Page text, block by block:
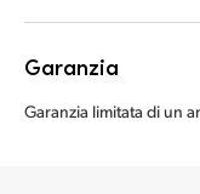
Garanzia
Garanzia limitata di un